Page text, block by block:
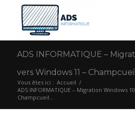
ADS INFORMATIQUE –
vers Windows 11 –
Vous êtes ici : Accueil /
ADS INFORMATIQUE – Migration Windows
Champcueil...